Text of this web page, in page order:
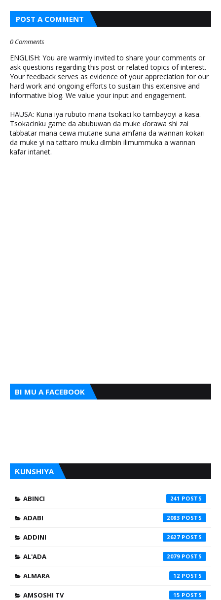
POST A COMMENT
0 Comments
ENGLISH: You are warmly invited to share your comments or
ask questions regarding this post or related topics of interest.
Your feedback serves as evidence of your appreciation for our
hard work and ongoing efforts to sustain this extensive and
informative blog. We value your input and engagement.
HAUSA: Kuna iya rubuto mana tsokaci ko tambayoyi a ƙasa.
Tsokacinku game da abubuwan da muke ɗorawa shi zai
tabbatar mana cewa mutane suna amfana da wannan ƙoƙari
da muke yi na tattaro muku ɗimbin ilimummuka a wannan
kafar intanet.
BI MU A FACEBOOK
ƘUNSHIYA
ABINCI 241
ADABI 2083
ADDINI 2627
AL'ADA 2079
ALMARA 12
AMSOSHI TV 15